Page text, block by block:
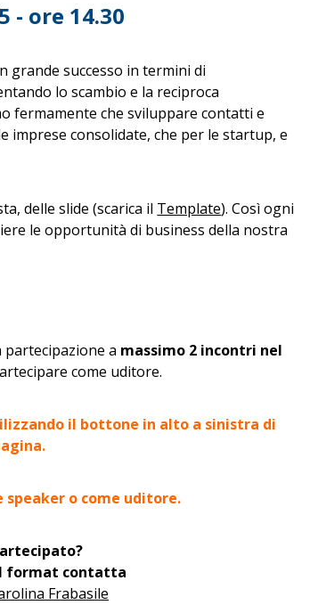
- ore 14.30
successo in termini di
lo scambio e la reciproca
fermamente che sviluppare contatti e
imprese consolidate, che per le startup, e
delle slide (scarica il Template). Così ogni
le opportunità di business della nostra
partecipazione a massimo 2 incontri nel
come uditore.
il bottone in alto a sinistra di
speaker o come uditore.
format contatta
Frabasile